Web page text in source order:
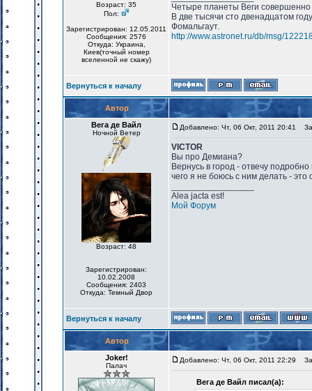
Возраст: 35
Пол:
Зарегистрирован: 12.05.2011
Сообщения: 2576
Откуда: Украина,
Киев(точный номер
вселенной не скажу)
Четыре планеты Веги
В две тысячи сто двенадцатом
Фомальгаут.
http://www.astronet.ru/db/msg/
Вернуться к началу
Автор
Вега де Вайл
Ночной Ветер
Возраст: 48
Зарегистрирован:
10.02.2008
Сообщения: 2403
Откуда: Темный Двор
Добавлено: Чт, 06 Окт, 2011 20:41
VICTOR
Вы про Демиана?
Вернусь в город - отвечу
чего я не боюсь с ним делать - это
Alea jacta est!
Мой Форум
Вернуться к началу
Автор
Joker!
Палач
Добавлено: Чт, 06 Окт, 2011 22:29
Вега де Вайл писал(а):